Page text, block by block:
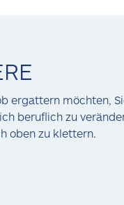
ergattern möchten,
beruflich zu
oben zu klettern.